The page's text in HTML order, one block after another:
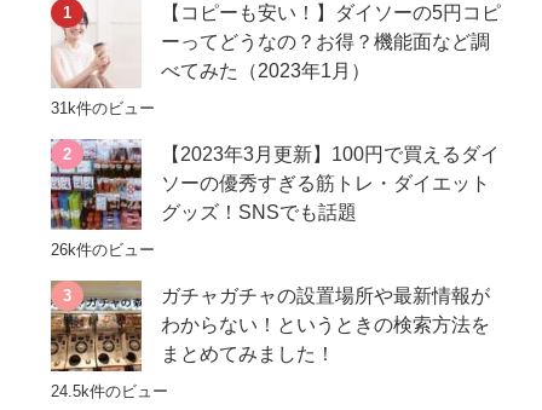
【コピーも安い！】ダイソーの5円コピ
ーってどうなの？お得？機能面など調
べてみた（2023年1月）
31k件のビュー
【2023年3月更新】100円で買えるダイ
ソーの優秀すぎる筋トレ・ダイエット
グッズ！SNSでも話題
26k件のビュー
ガチャガチャの設置場所や最新情報が
わからない！というときの検索方法を
まとめてみました！
24.5k件のビュー